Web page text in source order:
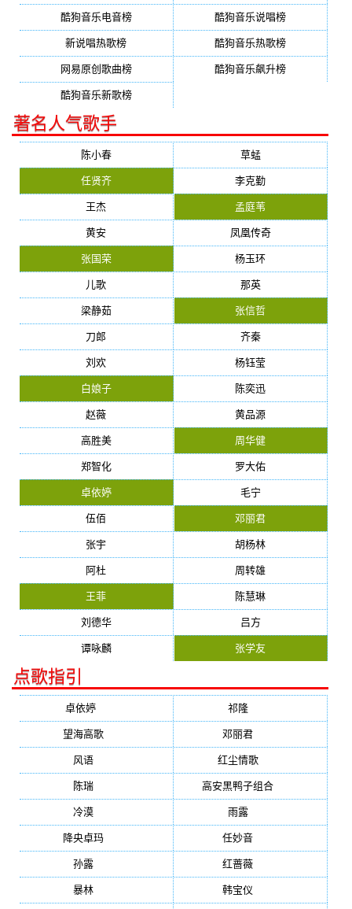
酷狗音乐电音榜 酷狗音乐说唱榜
新说唱热歌榜 酷狗音乐热歌榜
网易原创歌曲榜 酷狗音乐飙升榜
酷狗音乐新歌榜
著名人气歌手
陈小春 草蜢
任贤齐 李克勤
王杰 孟庭苇
黄安 凤凰传奇
张国荣 杨玉环
儿歌 那英
梁静茹 张信哲
刀郎 齐秦
刘欢 杨钰莹
白娘子 陈奕迅
赵薇 黄品源
高胜美 周华健
郑智化 罗大佑
卓依婷 毛宁
伍佰 邓丽君
张宇 胡杨林
阿杜 周转雄
王菲 陈慧琳
刘德华 吕方
谭咏麟 张学友
点歌指引
卓依婷 祁隆(647)
望海高歌 邓丽君
风语 红尘情歌(472)
陈瑞 高安黑鸭子组合
冷漠 雨露(350)
降央卓玛 任妙音
孙露 红蔷薇
暴林 韩宝仪